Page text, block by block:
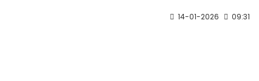
14-01-2026 09:31